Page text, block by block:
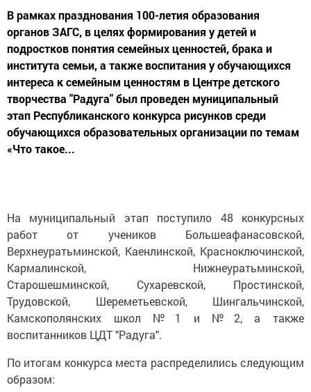
В рамках празднования 100-летия образования
органов ЗАГС, в целях формирования у детей и
подростков понятия семейных ценностей, брака и
института семьи, а также воспитания у обучающихся
интереса к семейным ценностям в Центре детского
творчества "Радуга" был проведен муниципальный
этап Республиканского конкурса рисунков среди
обучающихся образовательных организации по темам
«Что такое...
На муниципальный этап поступило 48 конкурсных
работ от учеников Большеафанасовской,
Верхнеуратьминской, Каенлинской, Красноключинской,
Кармалинской, Нижнеуратьминской,
Старошешминской, Сухаревской, Простинской,
Трудовской, Шереметьевской, Шингальчинской,
Камскополянских школ №1 и №2, а также
воспитанников ЦДТ "Радуга".
По итогам конкурса места распределились следующим
образом: